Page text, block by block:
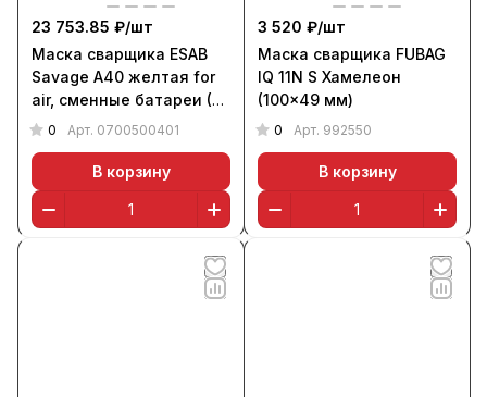
23 753.85 ₽/шт
Маска сварщика ESAB
Savage A40 желтая for
air, сменные батареи (9-
13 DIN)
0 Арт. 0700500401
В корзину
3 520 ₽/шт
Маска сварщика FUBAG
IQ 11N S Хамелеон
(100x49 мм)
0 Арт. 992550
В корзину